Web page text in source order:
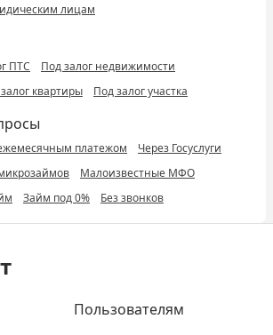
лицам
ПТС
Под залог недвижимости
квартиры Под залог участка
платежом
Через Госуслуги
Малоизвестные МФО
Займ под 0% Без звонков
Пользователям